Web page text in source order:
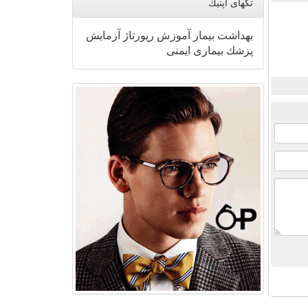
تگهای اپتیك
بهداشت بیمار آموزش رپورتاژ
آزمایش
پزشك بیماری ایمنی